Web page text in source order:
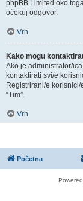
phpBB Limited oko
očekuj odgovor.
Vrh
Kako mogu
Ako je administrator/
kontaktirati svi/e
Registrirani/e
“Tim”.
Vrh
Početna